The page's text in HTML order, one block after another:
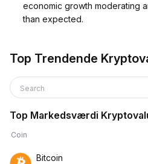
economic growth moderating
than expected.
Top Trendende
Search
Top Markedsværdi
Coin
Bitcoin